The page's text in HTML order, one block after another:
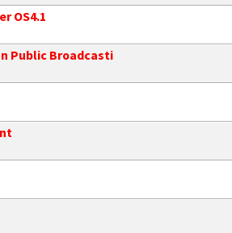
OS4.1
Public Broadcasti